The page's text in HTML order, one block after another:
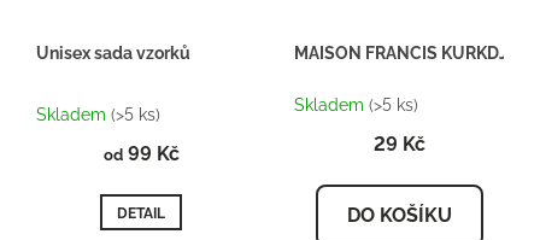
Unisex sada vzorků
hodnocení
je
z
5
Skladem (>5 ks)
od99 Kč
DETAIL
MAISON FRANCIS
Skladem (>5 ks)
29 Kč
DO KOŠÍKU